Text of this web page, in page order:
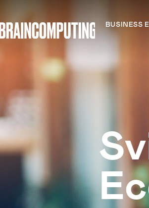
BUSINESS